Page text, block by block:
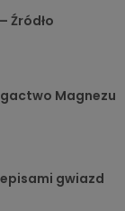
Źródło
Magnezu
gwiazd